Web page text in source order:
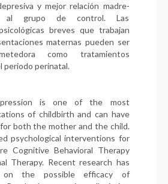
y mejor relación madre-
al grupo de control. Las
breves que trabajan
maternas pueden ser
como tratamientos
periodo perinatal.
is one of the most
of childbirth and can have
both the mother and the child.
psychological interventions for
Cognitive Behavioral Therapy
Therapy. Recent research has
on the possible efficacy of